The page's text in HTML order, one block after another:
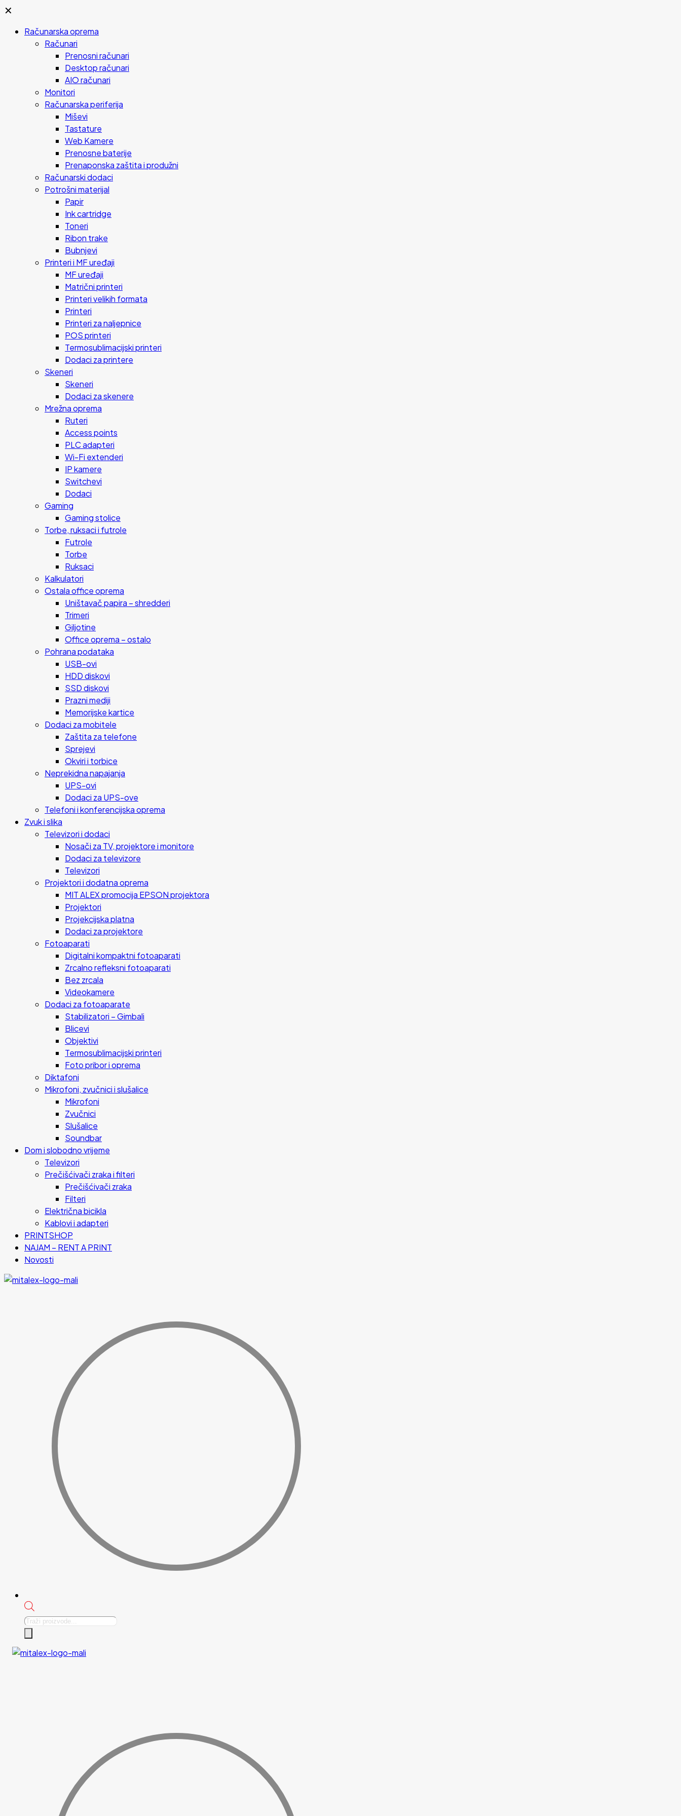
✕
Računarska oprema
Računari
Prenosni računari
Desktop računari
AIO računari
Monitori
Računarska periferija
Miševi
Tastature
Web Kamere
Prenosne baterije
Prenaponska zaštita i produžni
Računarski dodaci
Potrošni materijal
Papir
Ink cartridge
Toneri
Ribon trake
Bubnjevi
Printeri i MF uređaji
MF uređaji
Matrični printeri
Printeri velikih formata
Printeri
Printeri za naljepnice
POS printeri
Termosublimacijski printeri
Dodaci za printere
Skeneri
Skeneri
Dodaci za skenere
Mrežna oprema
Ruteri
Access points
PLC adapteri
Wi-Fi extenderi
IP kamere
Switchevi
Dodaci
Gaming
Gaming stolice
Torbe, ruksaci i futrole
Futrole
Torbe
Ruksaci
Kalkulatori
Ostala office oprema
Uništavač papira – shredderi
Trimeri
Giljotine
Office oprema – ostalo
Pohrana podataka
USB-ovi
HDD diskovi
SSD diskovi
Prazni mediji
Memorijske kartice
Dodaci za mobitele
Zaštita za telefone
Sprejevi
Okviri i torbice
Neprekidna napajanja
UPS-ovi
Dodaci za UPS-ove
Telefoni i konferencijska oprema
Zvuk i slika
Televizori i dodaci
Nosači za TV, projektore i monitore
Dodaci za televizore
Televizori
Projektori i dodatna oprema
MIT ALEX promocija EPSON projektora
Projektori
Projekcijska platna
Dodaci za projektore
Fotoaparati
Digitalni kompaktni fotoaparati
Zrcalno refleksni fotoaparati
Bez zrcala
Videokamere
Dodaci za fotoaparate
Stabilizatori – Gimbali
Blicevi
Objektivi
Termosublimacijski printeri
Foto pribor i oprema
Diktafoni
Mikrofoni, zvučnici i slušalice
Mikrofoni
Zvučnici
Slušalice
Soundbar
Dom i slobodno vrijeme
Televizori
Prečišćivači zraka i filteri
Prečišćivači zraka
Filteri
Električna bicikla
Kablovi i adapteri
PRINTSHOP
NAJAM – RENT A PRINT
Novosti
Products
search